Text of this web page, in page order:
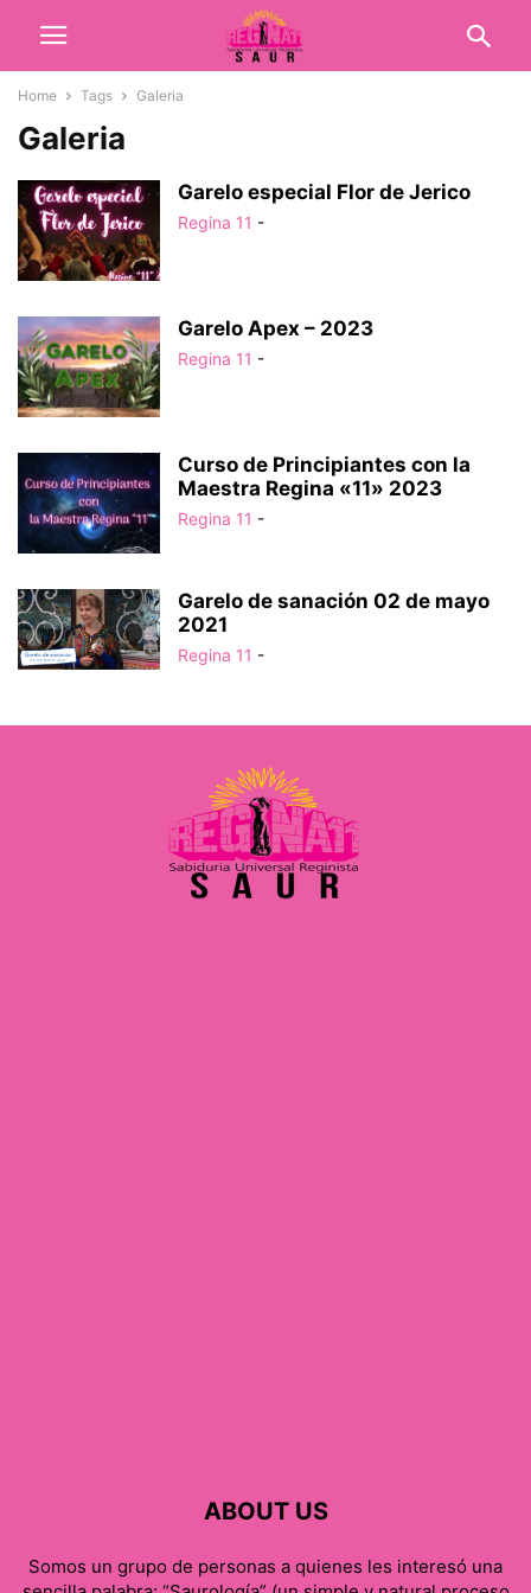
Home Tags Galeria
Galeria
Garelo especial Flor de Jerico
Regina 11 -
Garelo Apex – 2023
Regina 11 -
Curso de Principiantes con la
Maestra Regina «11» 2023
Regina 11 -
Garelo de sanación 02 de mayo
2021
Regina 11 -
ABOUT US
Somos un grupo de personas a quienes les interesó una